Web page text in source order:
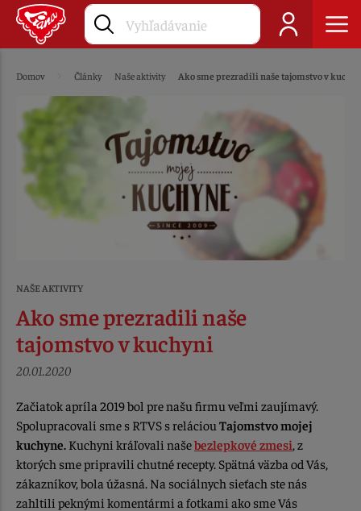
Domov Články Naše aktivity Ako sme prezradili naše tajomstvo v
NAŠE AKTIVITY
Ako sme prezradili naše
tajomstvo v kuchyni
20.01.2020
Začiatok apríla 2019 bol pre našu firmu veľmi zaujímavý.
Spolupracovali sme s RTVS s reláciou Tajomstvo mojej
kuchyne. Kuchyni kráľovali našebezlepkové zmesi, z
ktorých sme pripravili chutné recepty. Spätná väzba od Vás,
zákazníkov, bola úžasná. Na sociálnych sieťach ste nás
zahltili peknými komentármi a fotkami ako sme Vás